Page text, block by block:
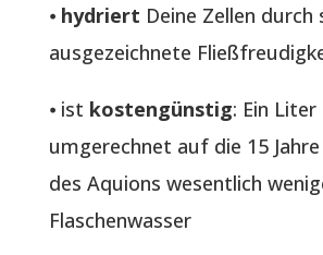
⦁ hydriert Deine Zellen durch
ausgezeichnete
⦁ ist kostengünstig: Ein
umgerechnet auf die 15
des Aquions wesentlich
Flaschenwasser